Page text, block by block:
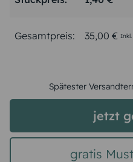
Gesamtpreis: 35,00 € Inkl.
Spätester
jetzt
gratis